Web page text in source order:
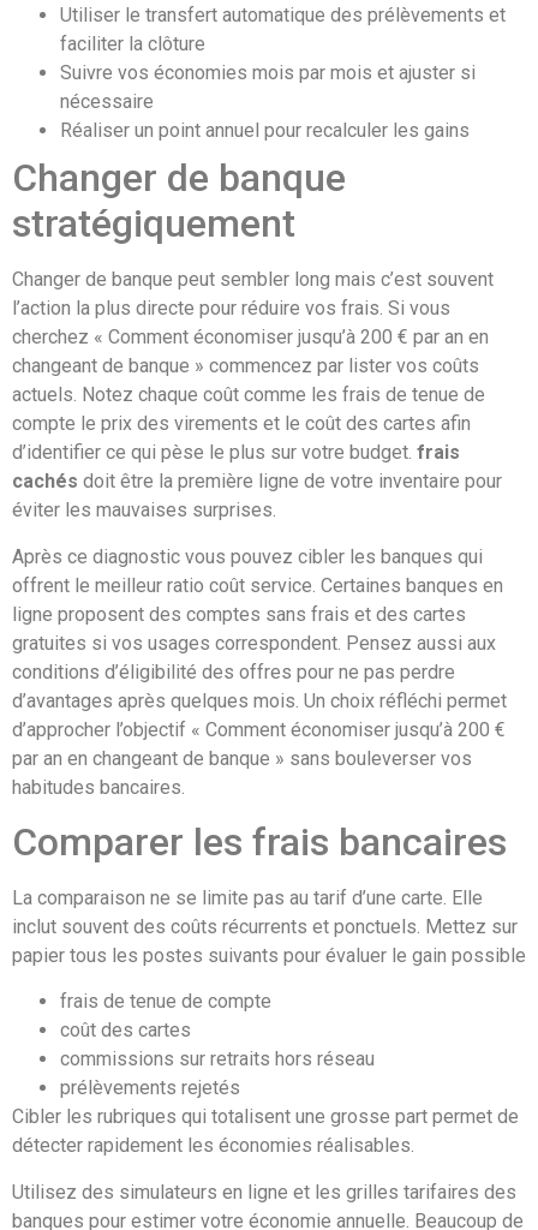
Utiliser le transfert automatique des prélèvements et
faciliter la clôture
Suivre vos économies mois par mois et ajuster si
nécessaire
Réaliser un point annuel pour recalculer les gains
Changer de banque
stratégiquement
Changer de banque peut sembler long mais c’est souvent
l’action la plus directe pour réduire vos frais. Si vous
cherchez « Comment économiser jusqu’à 200 € par an en
changeant de banque » commencez par lister vos coûts
actuels. Notez chaque coût comme les frais de tenue de
compte le prix des virements et le coût des cartes afin
d’identifier ce qui pèse le plus sur votre budget. frais
cachés doit être la première ligne de votre inventaire pour
éviter les mauvaises surprises.
Après ce diagnostic vous pouvez cibler les banques qui
offrent le meilleur ratio coût service. Certaines banques en
ligne proposent des comptes sans frais et des cartes
gratuites si vos usages correspondent. Pensez aussi aux
conditions d’éligibilité des offres pour ne pas perdre
d’avantages après quelques mois. Un choix réfléchi permet
d’approcher l’objectif « Comment économiser jusqu’à 200 €
par an en changeant de banque » sans bouleverser vos
habitudes bancaires.
Comparer les frais bancaires
La comparaison ne se limite pas au tarif d’une carte. Elle
inclut souvent des coûts récurrents et ponctuels. Mettez sur
papier tous les postes suivants pour évaluer le gain possible
frais de tenue de compte
coût des cartes
commissions sur retraits hors réseau
prélèvements rejetés
Cibler les rubriques qui totalisent une grosse part permet de
détecter rapidement les économies réalisables.
Utilisez des simulateurs en ligne et les grilles tarifaires des
banques pour estimer votre économie annuelle. Beaucoup de